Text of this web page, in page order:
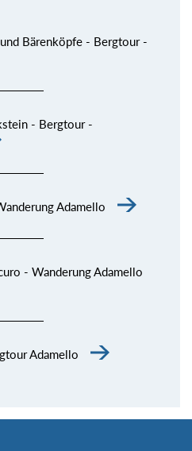
Bärenköpfe - Bergtour -
- Bergtour -
Adamello
- Wanderung Adamello
Adamello